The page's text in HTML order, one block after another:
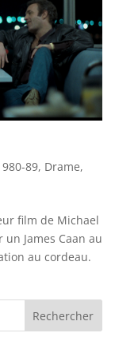
89, Drame,
film de Michael
James Caan au
au cordeau.